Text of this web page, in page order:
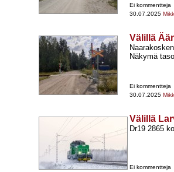
Ei kommentteja
30.07.2025
Välillä
Näkymä
Ei kommentteja
30.07.2025
Välillä
Dr19 2865
Ei kommentteja